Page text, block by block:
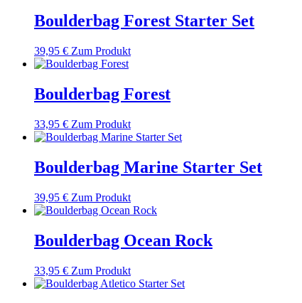
Boulderbag Forest Starter Set
39,95 € Zum Produkt
Boulderbag Forest
33,95 € Zum Produkt
Boulderbag Marine Starter Set
39,95 € Zum Produkt
Boulderbag Ocean Rock
33,95 € Zum Produkt